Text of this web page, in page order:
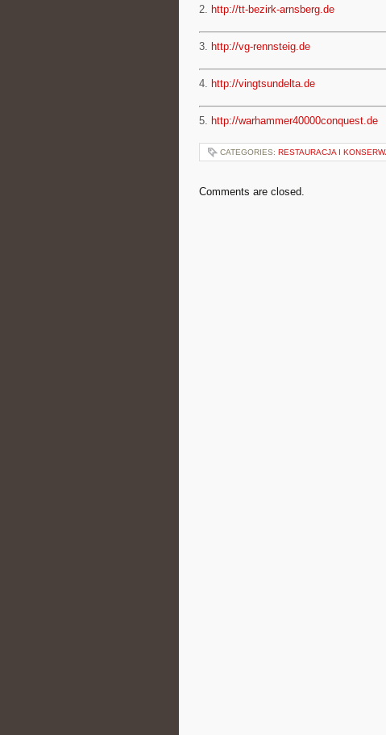
2. http://tt-bezirk-arnsberg.de
3. http://vg-rennsteig.de
4. http://vingtsundelta.de
5. http://warhammer40000conquest.de
CATEGORIES: RESTAURACJA I
Comments are closed.